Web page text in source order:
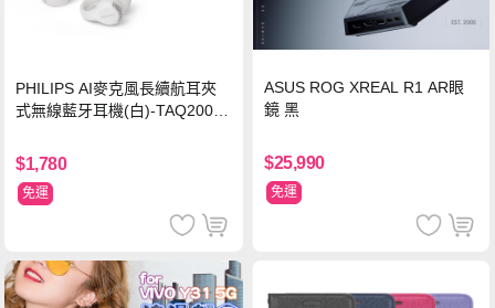
PHILIPS AI麥克風長續航耳夾
式無線藍牙耳機(白)-TAQ2000
$1,780
免運
ASUS ROG XREAL R1 AR眼
鏡 黑
$25,990
免運